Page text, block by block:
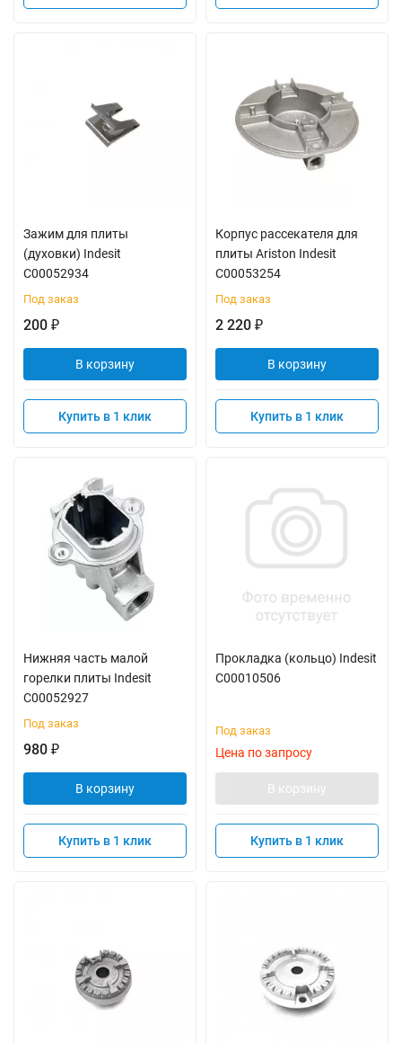
Зажим для плиты
(духовки) Indesit
C00052934
Под заказ
200 ₽
В корзину
Купить в 1 клик
Корпус рассекателя для
плиты Ariston Indesit
C00053254
Под заказ
2 220 ₽
В корзину
Купить в 1 клик
Нижняя часть малой
горелки плиты Indesit
C00052927
Под заказ
980 ₽
В корзину
Купить в 1 клик
Прокладка (кольцо) Indesit
C00010506
Под заказ
Цена по запросу
В корзину
Купить в 1 клик